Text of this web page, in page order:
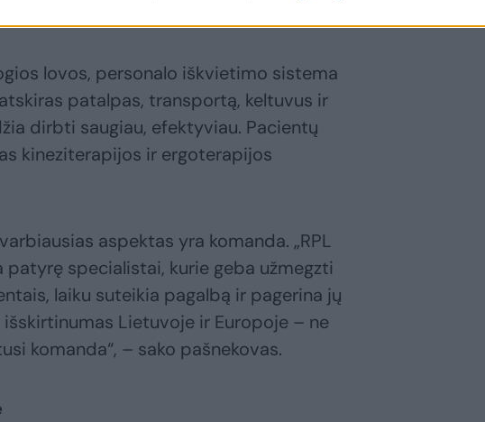
tokiame skyriuje dar nėra buvę.
lovos, personalo iškvietimo sistema
patalpas, transportą, keltuvus ir
dirbti saugiau, efektyviau. Pacientų
kineziterapijos ir ergoterapijos
aspektas yra komanda. „RPL
specialistai, kurie geba užmegzti
laiku suteikia pagalbą ir pagerina jų
Lietuvoje ir Europoje – ne
komanda“, – sako pašnekovas.